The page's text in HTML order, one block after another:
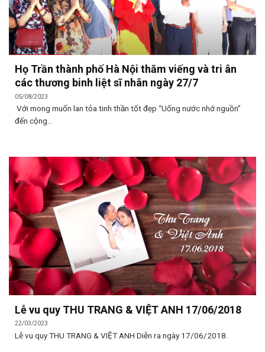
Họ Trần thành phố Hà Nội thăm viếng và tri ân
các thương binh liệt sĩ nhân ngày 27/7
05/08/2023
Với mong muốn lan tỏa tinh thần tốt đẹp “Uống nước nhớ nguồn”
đến cộng...
Lễ vu quy THU TRANG & VIỆT ANH 17/06/2018
22/03/2023
Lễ vu quy THU TRANG & VIỆT ANH Diễn ra ngày 17/06/2018.